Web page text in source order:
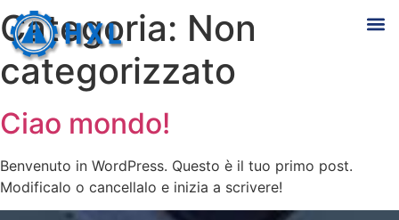
Categoria: Non
categorizzato
Ciao mondo!
Benvenuto in WordPress. Questo è il tuo primo post.
Modificalo o cancellalo e inizia a scrivere!